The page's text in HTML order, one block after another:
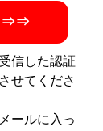
。最新刊
に巣食う正体
200兆円に巣
⇒⇒
信した認証
せてくださ
ールに入っ